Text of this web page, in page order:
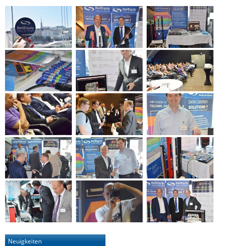
Sunbird
Tactical Software
TEKTELIC
Teltonika
Unwired Networks
Vision
WATTECO
Westermo
Yuasa
ZPE Systems
News zu unseren Herstellern
Neuigkeiten